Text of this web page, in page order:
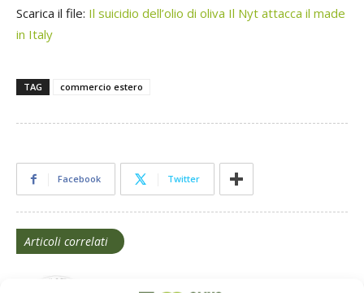
Scarica il file: Il suicidio dell’olio di oliva Il Nyt attacca il made
in Italy
TAG commercio estero
Facebook Twitter
Articoli correlati